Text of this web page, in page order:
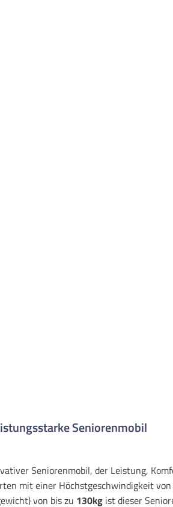
Seniorenmobil
Seniorenmobil, der Leistung,
mit einer Höchstgeschwindigkeit von
von bis zu 130kg ist dieser